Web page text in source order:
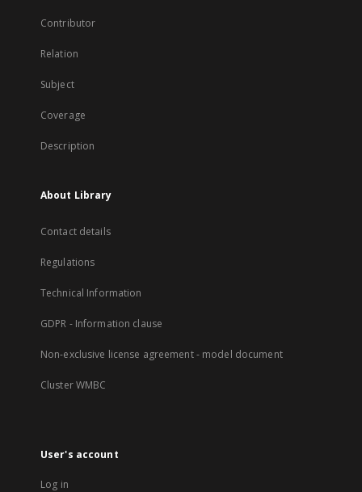
Contributor
Relation
Subject
Coverage
Description
About Library
Contact details
Regulations
Technical Information
GDPR - Information clause
Non-exclusive license agreement - model document
Cluster WMBC
User's account
Log in